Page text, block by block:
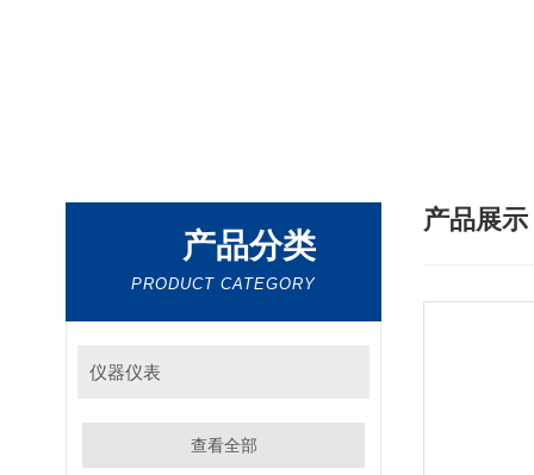
产品分类
PRODUCT CATEGORY
仪器仪表
查看全部
产品展示